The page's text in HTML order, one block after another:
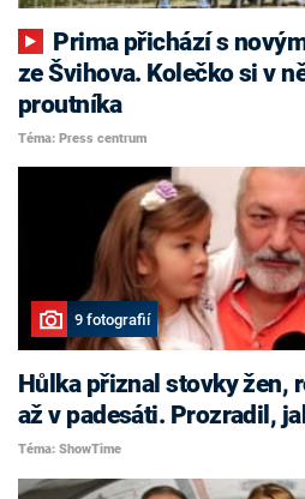
ze Švihova. Kolečko si v
proutníka
Téma: Press centrum
9 fotografií
Hůlka přiznal stovky žen,
až v padesáti. Prozradil,
Téma: ShowTime